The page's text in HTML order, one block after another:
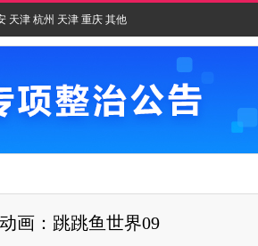
天津 杭州 天津 重庆 其他
画：跳跳鱼世界09